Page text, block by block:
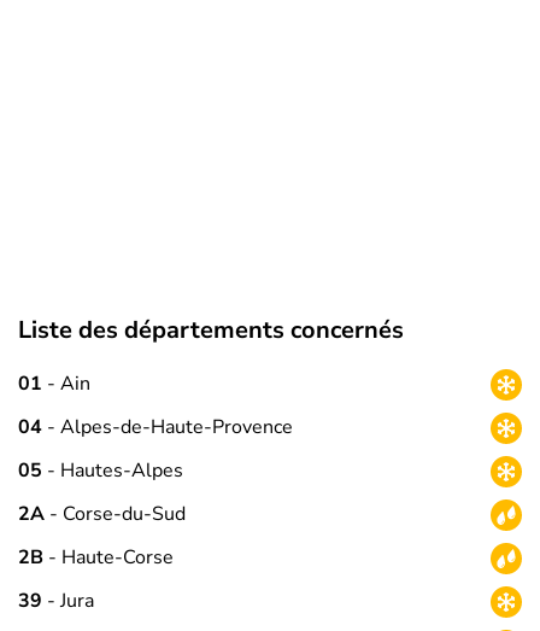
Liste des départements concernés
01 - Ain
04 - Alpes-de-Haute-Provence
05 - Hautes-Alpes
2A - Corse-du-Sud
2B - Haute-Corse
39 - Jura